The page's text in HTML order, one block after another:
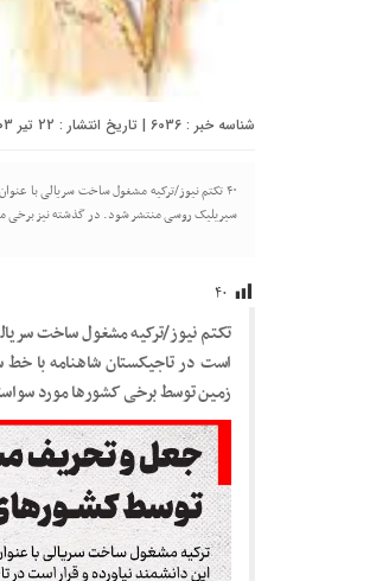
شناسه خبر : 6036 | تاریخ انتشار : 22 تیر 1403 - 15:43 | ارسال توسط :
۴۰ تکتم نیوز/ترکیه مشغول ساخت سریالی با
سیریلیک روسی منتشر شود. در گذشته نیز برخی
۴۰
تکتم نیوز/ترکیه مشغول ساخت
است در تاجیکستان شاهنامه با
زمین توسط برخی کشورها مورد